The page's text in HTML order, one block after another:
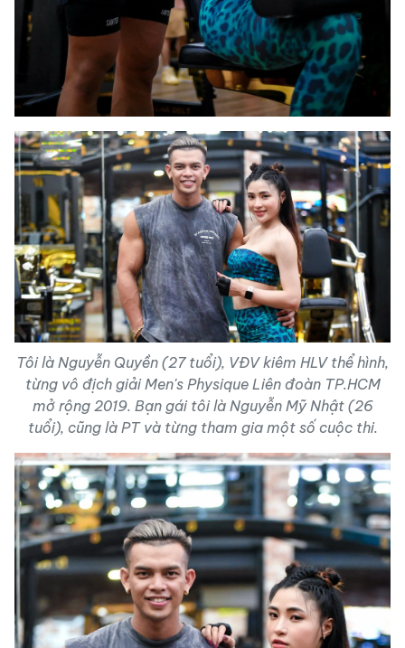
Tôi là Nguyễn Quyền (27 tuổi), VĐV kiêm HLV thể hình,
từng vô địch giải Men's Physique Liên đoàn TP.HCM
mở rộng 2019. Bạn gái tôi là Nguyễn Mỹ Nhật (26
tuổi), cũng là PT và từng tham gia một số cuộc thi.